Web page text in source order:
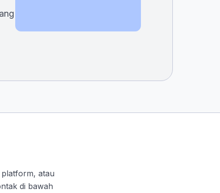
atau
di bawah